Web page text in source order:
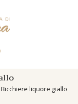
Bicchiere liquore giallo